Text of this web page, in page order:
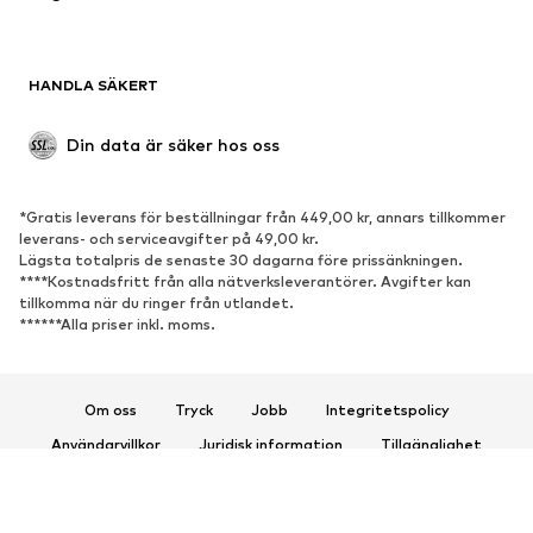
Nytt
Boots & stövlar
Lågskor
SPORT
Sportkläder
Sporttyper
Sportskor
ACCESSOARER
HANDLA SÄKERT
Din data är säker hos oss
*Gratis leverans för beställningar från 449,00 kr, annars tillkommer
leverans- och serviceavgifter på 49,00 kr.
Lägsta totalpris de senaste 30 dagarna före prissänkningen.
****Kostnadsfritt från alla nätverksleverantörer. Avgifter kan
tillkomma när du ringer från utlandet.
******Alla priser inkl. moms.
Om oss Tryck Jobb
Integritetspolicy
Användarvillkor
Juridisk information
Tillgänglighet